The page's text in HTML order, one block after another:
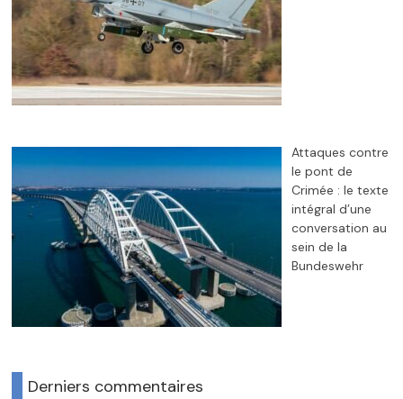
Attaques contre
le pont de
Crimée : le texte
intégral d’une
conversation au
sein de la
Bundeswehr
Derniers commentaires